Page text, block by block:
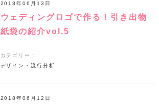
ウェディングロゴで作る！引き出物
紙袋の紹介vol.5
2018年06月13日
カテゴリー：
デザイン・流行分析
2018年06月12日